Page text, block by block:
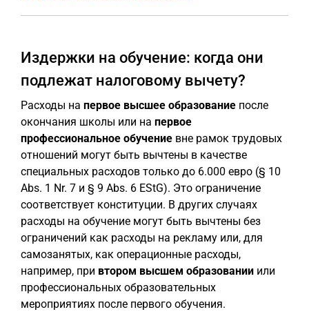
Издержки на обучение: когда они
подлежат налоговому вычету?
Расходы на первое высшее образование после
окончания школы или на первое
профессиональное обучение вне рамок трудовых
отношений могут быть вычтены в качестве
специальных расходов только до 6.000 евро (§ 10
Abs. 1 Nr. 7 и § 9 Abs. 6 EStG). Это ограничение
соответствует конституции. В других случаях
расходы на обучение могут быть вычтены без
ограничений как расходы на рекламу или, для
самозанятых, как операционные расходы,
например, при втором высшем образовании или
профессиональных образовательных
мероприятиях после первого обучения.